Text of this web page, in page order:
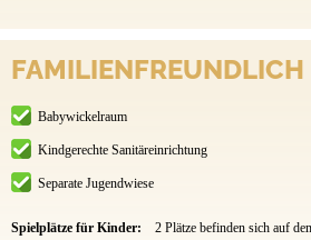
FAMILIENFREUNDLICH
Babywickelraum
Kindgerechte Sanitäreinrichtung
Separate Jugendwiese
Spielplätze für Kinder:
2 Plätze befinden sich auf